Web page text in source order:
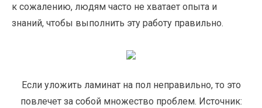
к сожалению, людям часто не хватает опыта и
знаний, чтобы выполнить эту работу правильно.
Если уложить ламинат на пол неправильно, то это
повлечет за собой множество проблем. Источник: